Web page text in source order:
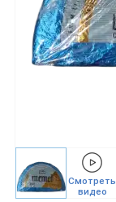
Смотреть
видео